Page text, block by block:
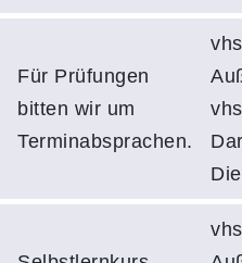
Für Prüfungen
bitten wir um
Terminabsprachen.
vhs